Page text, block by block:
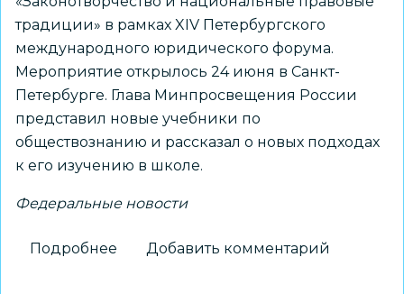
традиции» в рамках XIV Петербургского
международного юридического форума.
Мероприятие открылось 24 июня в Санкт-
Петербурге. Глава Минпросвещения России
представил новые учебники по
обществознанию и рассказал о новых подходах
к его изучению в школе.
Федеральные новости
Подробнее Добавить комментарий